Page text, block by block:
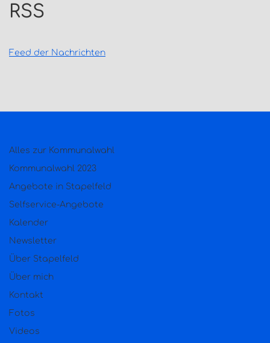
RSS
Feed der Nachrichten
Alles zur Kommunalwahl
Kommunalwahl 2023
Angebote in Stapelfeld
Selfservice-Angebote
Kalender
Newsletter
Über Stapelfeld
Über mich
Kontakt
Fotos
Videos